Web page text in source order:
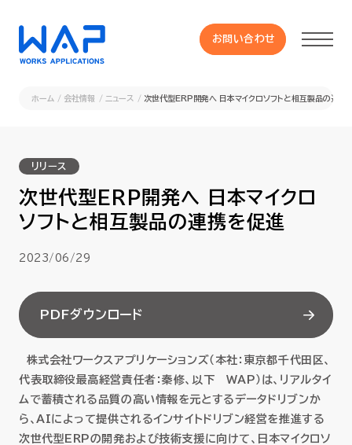
お問い合わせ
HUE 機能一覧
サービス
事例
セミナー
お役立ち情報
ホーム 会社情報 ニュース 次世代型ERP開発へ 日本マイクロソフトと相互製品の連携
リリース
次世代型ERP開発へ 日本マイクロ
ソフトと相互製品の連携を促進
2023/06/29
PDFダウンロード
株式会社ワークスアプリケーションズ（本社：東京都千代田区、
代表取締役最高経営責任者：秦修、以下 WAP）は、リアルタイ
ムで蓄積される品質の高い情報を元とするデータドリブンか
ら、AIによって提供されるインサイトドリブン経営を推進する
次世代型ERPの開発および技術支援に向けて、日本マイクロソ
お問い合わせ